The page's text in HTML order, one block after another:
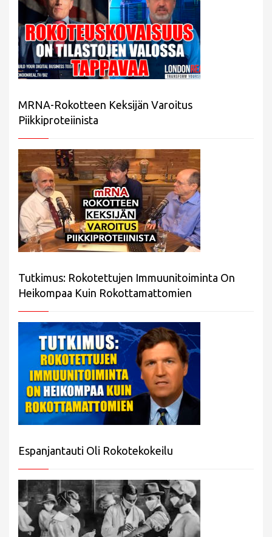
MRNA-Rokotteen Keksijän Varoitus
Piikkiproteiinista
Tutkimus: Rokotettujen Immuunitoiminta On
Heikompaa Kuin Rokottamattomien
Espanjantauti Oli Rokotekokeilu